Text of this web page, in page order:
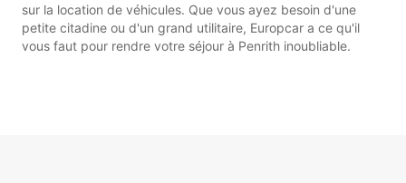
sur la location de véhicules. Que vous ayez besoin d'une
petite citadine ou d'un grand utilitaire, Europcar a ce qu'il
vous faut pour rendre votre séjour à Penrith inoubliable.